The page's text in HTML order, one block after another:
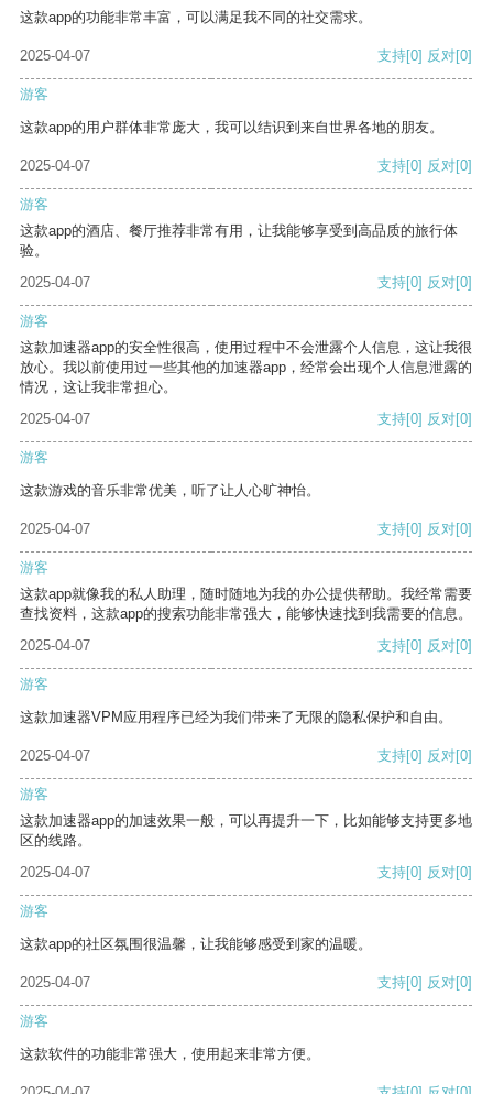
这款app的功能非常丰富，可以满足我不同的社交需求。
2025-04-07 支持[0] 反对[0]
游客
这款app的用户群体非常庞大，我可以结识到来自世界各地的朋友。
2025-04-07 支持[0] 反对[0]
游客
这款app的酒店、餐厅推荐非常有用，让我能够享受到高品质的旅行体
验。
2025-04-07
支持[0] 反对[0]
游客
这款加速器app的安全性很高，使用过程中不会泄露个人信息，这让我很
放心。我以前使用过一些其他的加速器app，经常会出现个人信息泄露的
情况，这让我非常担心。
2025-04-07
支持[0] 反对[0]
游客
这款游戏的音乐非常优美，听了让人心旷神怡。
2025-04-07 支持[0] 反对[0]
游客
这款app就像我的私人助理，随时随地为我的办公提供帮助。我经常需要
查找资料，这款app的搜索功能非常强大，能够快速找到我需要的信息。
2025-04-07
支持[0] 反对[0]
游客
这款加速器VPM应用程序已经为我们带来了无限的隐私保护和自由。
2025-04-07 支持[0] 反对[0]
游客
这款加速器app的加速效果一般，可以再提升一下，比如能够支持更多地
区的线路。
2025-04-07
支持[0] 反对[0]
游客
这款app的社区氛围很温馨，让我能够感受到家的温暖。
2025-04-07 支持[0] 反对[0]
游客
这款软件的功能非常强大，使用起来非常方便。